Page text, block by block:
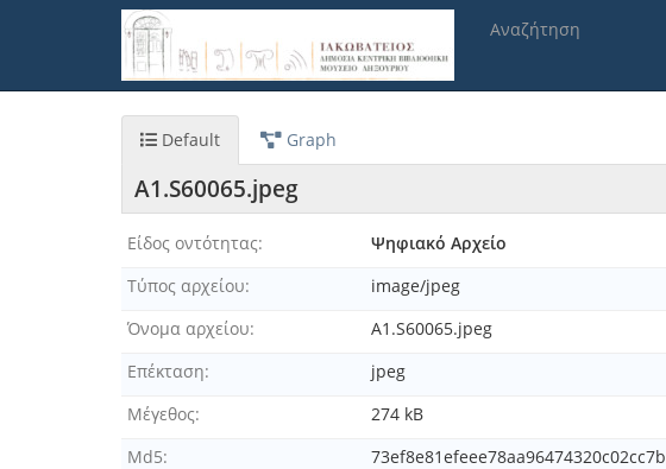
Αναζήτηση
Default Graph
A1.S60065.jpeg
Είδος οντότητας
Ψηφιακό Αρχείο
Τύπος αρχείου
image/jpeg
Όνομα αρχείου
A1.S60065.jpeg
Επέκταση
jpeg
Μέγεθος
274 kB
Md5
73ef8e81efeee78aa96474320c02cc7b